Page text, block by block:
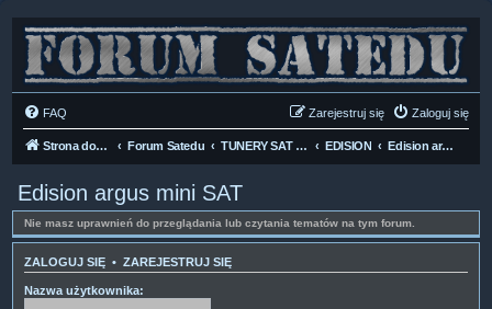
FAQ Zaloguj się
Zarejestruj się
Strona domowa Forum Satedu TUNERY SAT HD-LINUX EDISION Edision argus mini SAT
Edision argus mini SAT
Nie masz uprawnień do przeglądania lub czytania tematów na tym forum.
ZALOGUJ SIĘ • ZAREJESTRUJ SIĘ
Nazwa użytkownika: